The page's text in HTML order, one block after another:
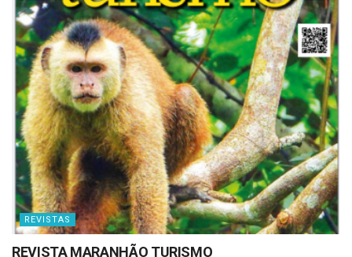
REVISTAS
REVISTA MARANHÃO TURISMO